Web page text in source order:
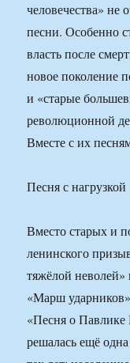
человечества»
песни. Особенно
власть после
новое поколение
и «старые
революционной
Вместе с их
Песня с нагрузкой
Вместо старых и
ленинского
тяжёлой неволей»
«Марш
«Песня о
решалась ещё